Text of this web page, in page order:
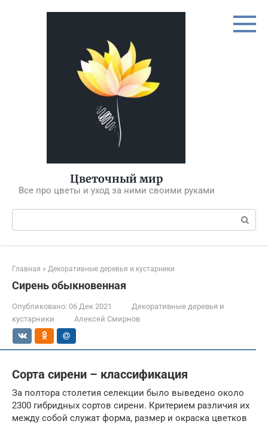
Цветочный мир
Все про цветы и уход за ними своими руками
Поиск:
Главная » Декоративные деревья и кустарники
Сирень обыкновенная
Опубликовано: 06 Дек 2021
Декоративные деревья и
кустарники
Алексей Смирнов
Сорта сирени – классификация
За полтора столетия селекции было выведено около
2300 гибридных сортов сирени. Критерием различия их
между собой служат форма, размер и окраска цветков